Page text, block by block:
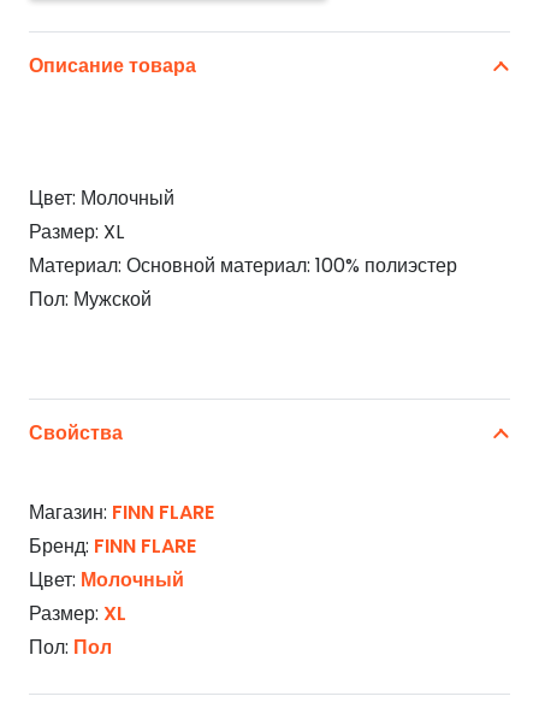
Описание товара
Цвет: Молочный
Размер: XL
Материал: Основной материал: 100% полиэстер
Пол: Мужской
Свойства
Магазин: FINN FLARE
Бренд: FINN FLARE
Цвет: Молочный
Размер: XL
Пол: Пол